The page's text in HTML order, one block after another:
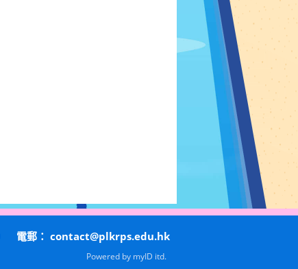
電郵： contact@plkrps.edu.hk
Powered by myID itd.